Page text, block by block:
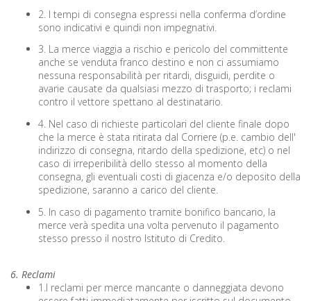
2. I tempi di consegna espressi nella conferma d’ordine
sono indicativi e quindi non impegnativi.
3. La merce viaggia a rischio e pericolo del committente
anche se venduta franco destino e non ci assumiamo
nessuna responsabilità per ritardi, disguidi, perdite o
avarie causate da qualsiasi mezzo di trasporto; i reclami
contro il vettore spettano al destinatario.
4. Nel caso di richieste particolari del cliente finale dopo
che la merce è stata ritirata dal Corriere (p.e. cambio dell'
indirizzo di consegna, ritardo della spedizione, etc) o nel
caso di irreperibilità dello stesso al momento della
consegna, gli eventuali costi di giacenza e/o deposito della
spedizione, saranno a carico del cliente.
5. In caso di pagamento tramite bonifico bancario, la
merce verà spedita una volta pervenuto il pagamento
stesso presso il nostro Istituto di Credito.
6. Reclami
1.I reclami per merce mancante o danneggiata devono